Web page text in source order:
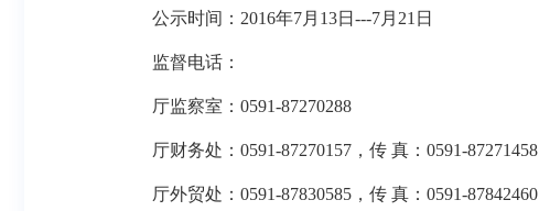
公示时间：2016年7月13日---7月21日
监督电话：
厅监察室：0591-87270288
厅财务处：0591-87270157，传 真：0591-87271458
厅外贸处：0591-87830585，传 真：0591-87842460